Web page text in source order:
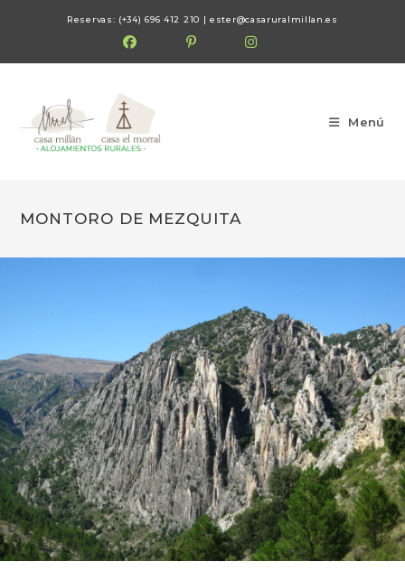
Reservas: (+34) 696 412 210 |ester@casaruralmillan.es
Menú
MONTORO DE MEZQUITA